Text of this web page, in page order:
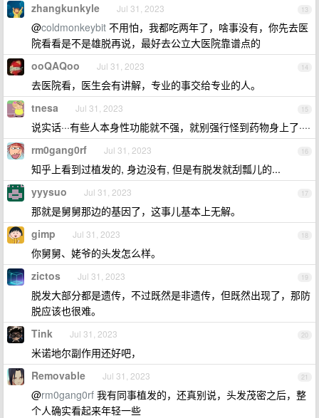
13
zhangkunkyle Jul 31, 2023
@coldmonkeybit 不用怕，我都吃两年了，啥事没有，你先去医
院看看是不是雄脱再说，最好去公立大医院靠谱点的
14
ooQAQoo Jul 31, 2023
去医院看，医生会有讲解，专业的事交给专业的人。
15
tnesa Jul 31, 2023
说实话···有些人本身性功能就不强，就别强行怪到药物身上了····
16
rm0gang0rf Jul 31, 2023
知乎上看到过植发的, 身边没有, 但是有脱发就刮瓢儿的...
17
yyysuo Jul 31, 2023
那就是舅舅那边的基因了，这事儿基本上无解。
18
gimp Jul 31, 2023
你舅舅、姥爷的头发怎么样。
19
zictos Jul 31, 2023
脱发大部分都是遗传，不过既然是非遗传，但既然出现了，那防
脱应该也很难。
20
Tink Jul 31, 2023
米诺地尔副作用还好吧，
21
Removable Jul 31, 2023
@rm0gang0rf 我有同事植发的，还真别说，头发茂密之后，整
个人确实看起来年轻一些